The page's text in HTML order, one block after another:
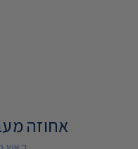
אחוזה